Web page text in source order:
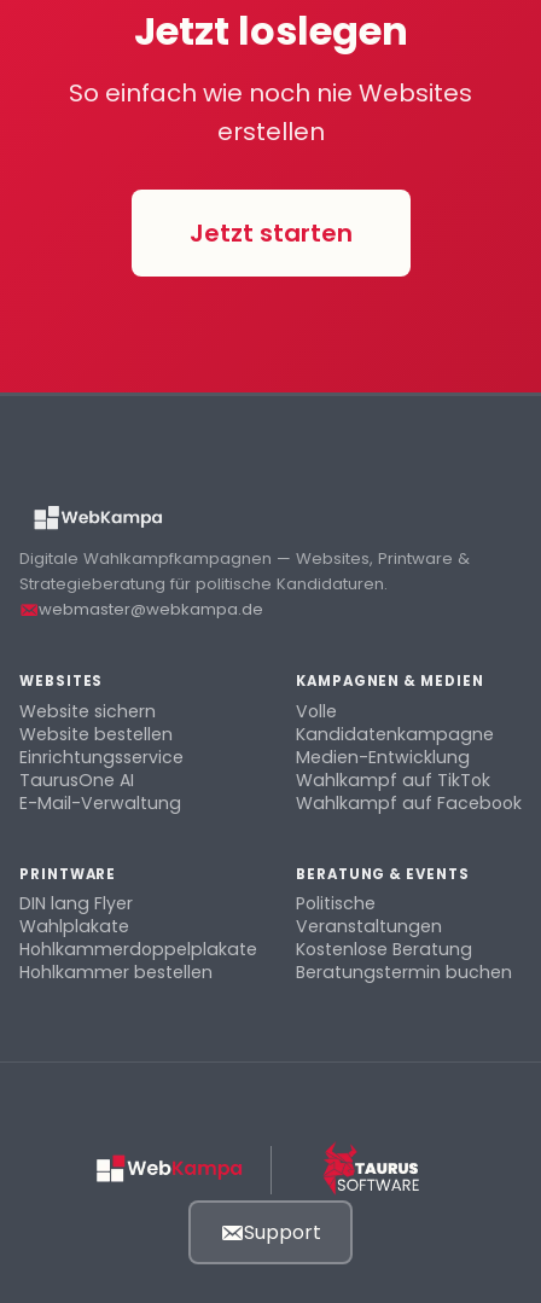
Jetzt loslegen
So einfach wie noch nie Websites
erstellen
Jetzt starten
Digitale Wahlkampfkampagnen — Websites, Printware &
Strategieberatung für politische Kandidaturen.
webmaster@webkampa.de
WEBSITES
Website sichern
Website bestellen
Einrichtungsservice
TaurusOne AI
E-Mail-Verwaltung
KAMPAGNEN & MEDIEN
Volle
Kandidatenkampagne
Medien-Entwicklung
Wahlkampf auf TikTok
Wahlkampf auf Facebook
PRINTWARE
DIN lang Flyer
Wahlplakate
Hohlkammerdoppelplakate
Hohlkammer bestellen
BERATUNG & EVENTS
Politische
Veranstaltungen
Kostenlose Beratung
Beratungstermin buchen
Support